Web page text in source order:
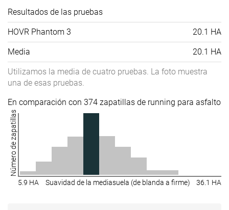
Resultados de las pruebas
HOVR Phantom 3 20.1 HA
Media 20.1 HA
Utilizamos la media de cuatro pruebas. La foto muestra
una de esas pruebas.
En comparación con 374 zapatillas de running para asfalto
Número de zapatillas
5.9 HA Suavidad de la mediasuela (de blanda a firme) 36.1 HA